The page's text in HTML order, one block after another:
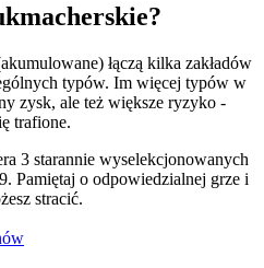
łączą kilka zakładów
typów. Im więcej typów w
zysk, ale też większe ryzyko -
trafione.
3 starannie wyselekcjonowanych
. Pamiętaj o odpowiedzialnej grze i
stracić.